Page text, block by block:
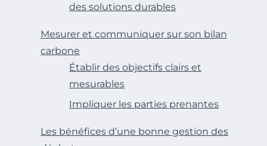
des solutions durables
Mesurer et communiquer sur son bilan
carbone
Établir des objectifs clairs et
mesurables
Impliquer les parties prenantes
Les bénéfices d’une bonne gestion des